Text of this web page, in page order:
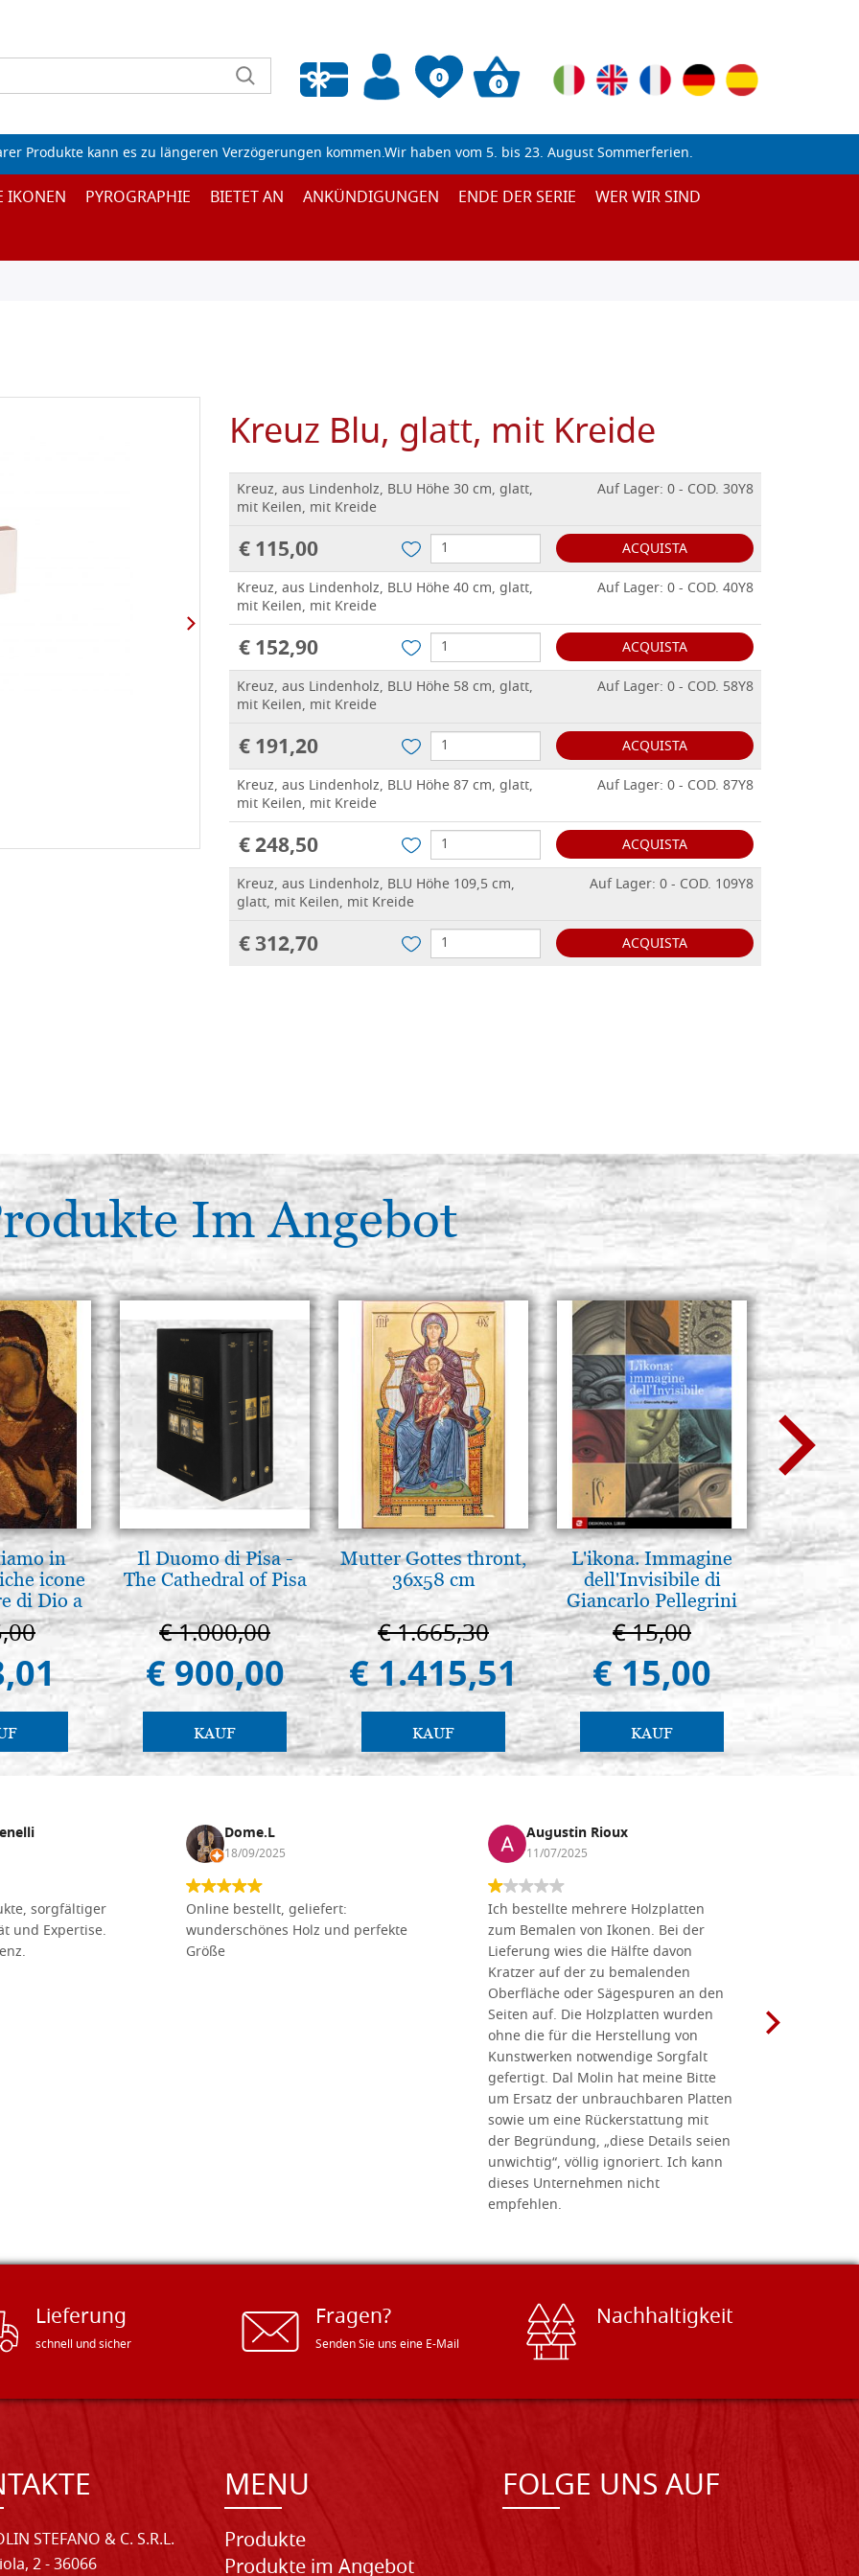
0
Wunschliste leeren
0
Produkte kann es zu längeren Verzögerungen kommen.Wir haben vom 5. bis 23. August Sommerferien.
IKONEN PYROGRAPHIE BIETET AN ANKÜNDIGUNGEN ENDE DER SERIE WER WIR SIND
Kreuz Blu, glatt, mit Kreide
Kreuz, aus Lindenholz, BLU Höhe 30 cm, glatt,
mit Keilen, mit Kreide
Auf Lager: 0 - COD. 30Y8
€ 115,00
ACQUISTA
Kreuz, aus Lindenholz, BLU Höhe 40 cm, glatt,
mit Keilen, mit Kreide
Auf Lager: 0 - COD. 40Y8
€ 152,90
ACQUISTA
Kreuz, aus Lindenholz, BLU Höhe 58 cm, glatt,
mit Keilen, mit Kreide
Auf Lager: 0 - COD. 58Y8
€ 191,20
ACQUISTA
Kreuz, aus Lindenholz, BLU Höhe 87 cm, glatt,
mit Keilen, mit Kreide
Auf Lager: 0 - COD. 87Y8
€ 248,50
ACQUISTA
Kreuz, aus Lindenholz, BLU Höhe 109,5 cm,
glatt, mit Keilen, mit Kreide
Auf Lager: 0 - COD. 109Y8
€ 312,70 ACQUISTA
Im Angebot
in
icone
di Dio a
Suzdal
2019)
Il Duomo di Pisa -
The Cathedral of Pisa
€ 1.000,00
€ 900,00
KAUF
Mutter Gottes thront,
36x58 cm
€ 1.665,30
€ 1.415,51
KAUF
L'ikona. Immagine
dell'Invisibile di
Giancarlo Pellegrini
€ 15,00
€ 15,00
KAUF
L'uomo
€
sorgfältiger
und Expertise.
Dome.L
18/09/2025
Online bestellt, geliefert:
wunderschönes Holz und perfekte
Größe
Augustin Rioux
11/07/2025
Ich bestellte mehrere Holzplatten
zum Bemalen von Ikonen. Bei der
Lieferung wies die Hälfte davon
Kratzer auf der zu bemalenden
Oberfläche oder Sägespuren an den
Seiten auf. Die Holzplatten wurden
ohne die für die Herstellung von
Kunstwerken notwendige Sorgfalt
gefertigt. Dal Molin hat meine Bitte
um Ersatz der unbrauchbaren Platten
sowie um eine Rückerstattung mit
der Begründung, „diese Details seien
unwichtig“, völlig ignoriert. Ich kann
dieses Unternehmen nicht
empfehlen.
Lieferung
schnell und sicher
Fragen?
Senden Sie uns eine E-Mail
Nachhaltigkeit
STEFANO & C. S.R.L.
2 - 36066
MENU
Produkte
Produkte im Angebot
FOLGE UNS AUF